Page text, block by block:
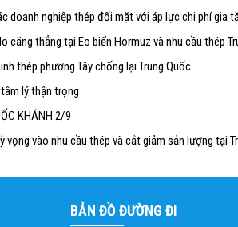
doanh nghiệp thép đối mặt với áp lực chi phí gia
căng thẳng tại Eo biển Hormuz và nhu cầu thép
thép phương Tây chống lại Trung Quốc
lý thận trọng
KHÁNH 2/9
vọng vào nhu cầu thép và cắt giảm sản lượng tại
BẢN ĐỒ ĐƯỜNG ĐI